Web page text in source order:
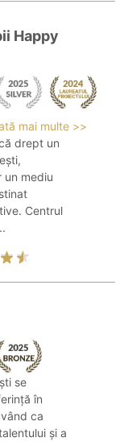
Happy
mai multe >>
drept un
un mediu
Centrul
se
în
ca
și a